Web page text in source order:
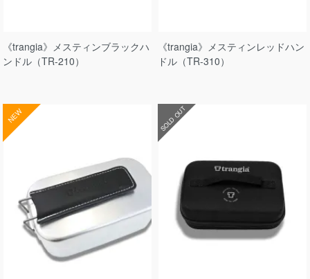
《trangia》メスティンブラックハ
ンドル（TR-210）
《trangia》メスティンレッドハン
ドル（TR-310）
NEW SOLD OUT